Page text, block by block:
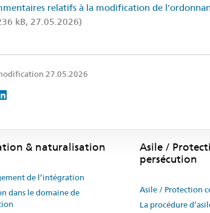
relatifs à la modification de
kB, 27.05.2026)
27.05.2026
& naturalisation
de l’intégration
dans le domaine de
Asile /
persécution
Asile / Protection
La procédure